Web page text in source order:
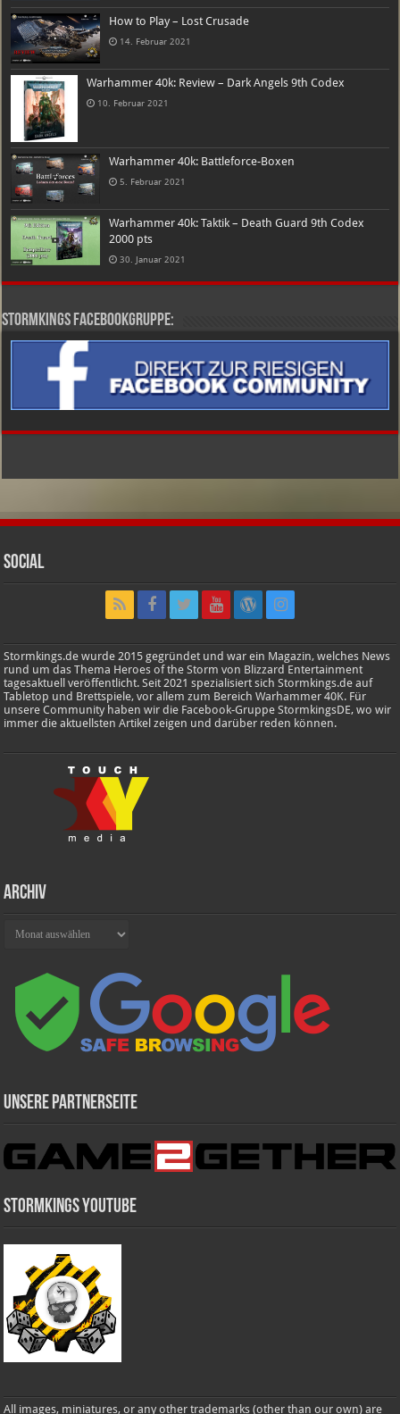
How to Play – Lost Crusade
14. Februar 2021
Warhammer 40k: Review – Dark Angels 9th Codex
10. Februar 2021
Warhammer 40k: Battleforce-Boxen
5. Februar 2021
Warhammer 40k: Taktik – Death Guard 9th Codex
2000 pts
30. Januar 2021
Stormkings Facebookgruppe:
Social
Stormkings.de wurde 2015 gegründet und war ein Magazin, welches News
rund um das Thema Heroes of the Storm von Blizzard Entertainment
tagesaktuell veröffentlicht. Seit 2021 spezialisiert sich Stormkings.de auf
Tabletop und Brettspiele, vor allem zum Bereich Warhammer 40K. Für
unsere Community haben wir die Facebook-Gruppe StormkingsDE, wo wir
immer die aktuellsten Artikel zeigen und darüber reden können.
Archiv
Unsere Partnerseite
Stormkings Youtube
All images, miniatures, or any other trademarks (other than our own) are